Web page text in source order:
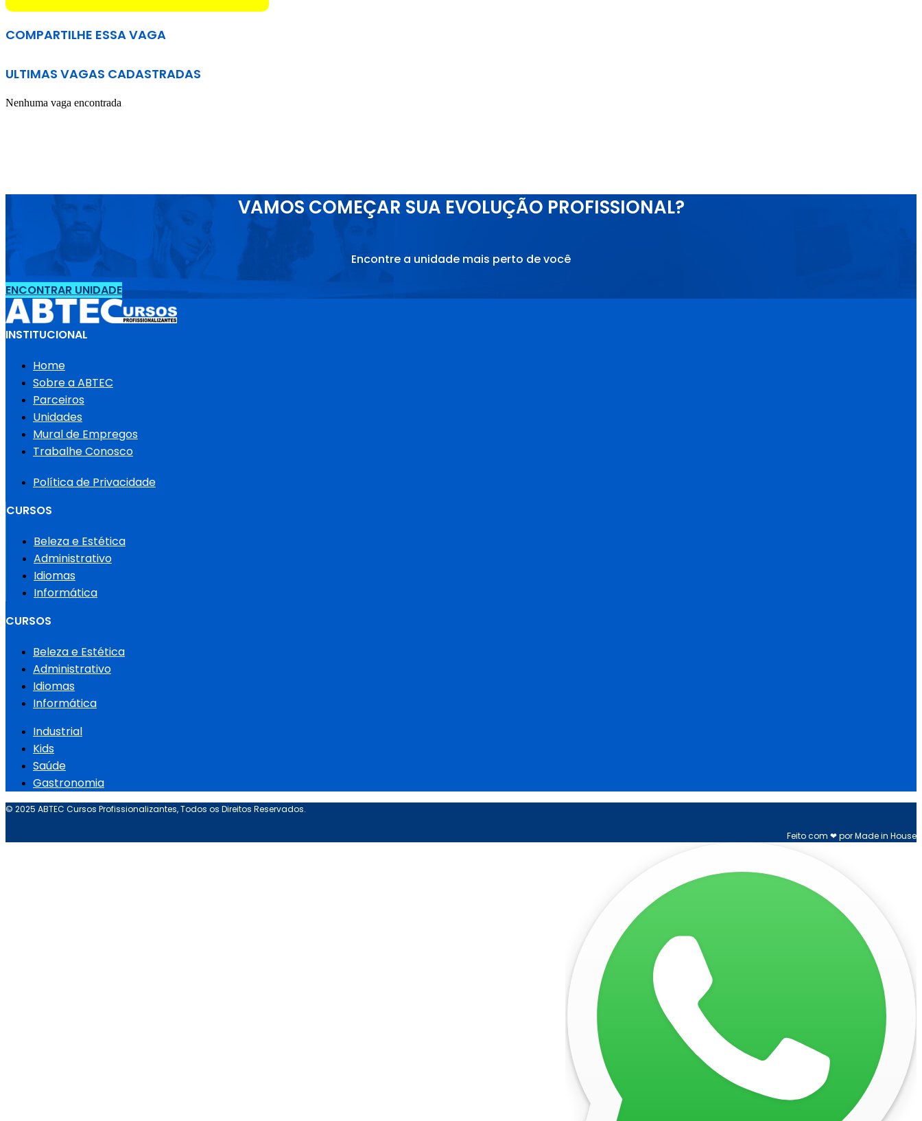
COMPARTILHE ESSA VAGA
ULTIMAS VAGAS CADASTRADAS
Nenhuma vaga encontrada
VAMOS COMEÇAR SUA EVOLUÇÃO PROFISSIONAL?
Encontre a unidade mais perto de você
ENCONTRAR UNIDADE
INSTITUCIONAL
Home
Sobre a ABTEC
Parceiros
Unidades
Mural de Empregos
Trabalhe Conosco
Política de Privacidade
CURSOS
Beleza e Estética
Administrativo
Idiomas
Informática
CURSOS
Beleza e Estética
Administrativo
Idiomas
Informática
Industrial
Kids
Saúde
Gastronomia
© 2025 ABTEC Cursos Profissionalizantes, Todos os Direitos Reservados.
Feito com ❤ por Made in House